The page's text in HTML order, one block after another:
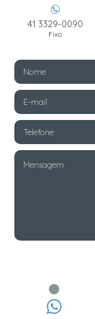
41 3329-0090
Fixo